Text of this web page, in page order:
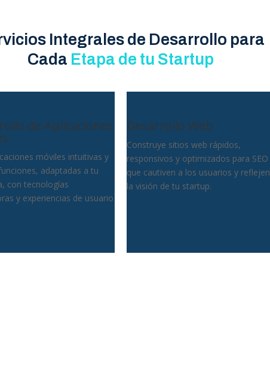
Integrales de Desarrollo para
Cada Etapa de tu Startup
de Aplicaciones
móviles intuitivas y
adaptadas a tu
con tecnologías
y experiencias de usuario
Desarrollo Web
Construye sitios web rápidos,
responsivos y optimizados para SEO
que cautiven a los usuarios y reflejen
la visión de tu startup.